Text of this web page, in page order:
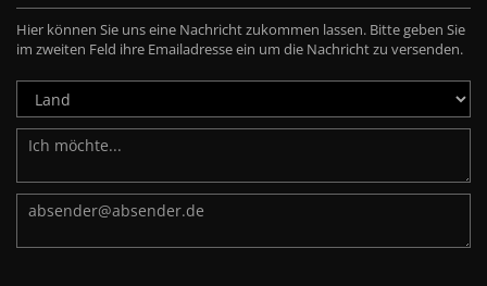
Hier können Sie uns eine Nachricht zukommen lassen. Bitte geben Sie
im zweiten Feld ihre Emailadresse ein um die Nachricht zu versenden.